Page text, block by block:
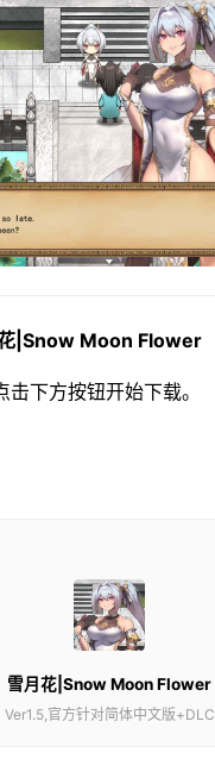
花|Snow Moon Flower
下方按钮开始下载。
雪月花|Snow Moon Flower
Ver1.5,官方针对简体中文版+DLC